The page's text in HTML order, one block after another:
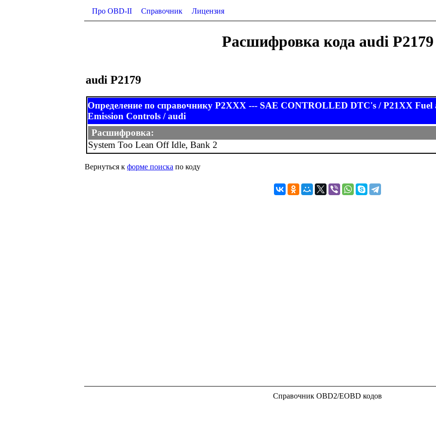
Про OBD-II Справочник Лицензия
Расшифровка кода audi P2179
audi P2179
Определение по справочнику P2XXX --- SAE CONTROLLED DTC's / P21XX
Emission Controls / audi
Расшифровка:
System Too Lean Off Idle, Bank 2
Вернуться к форме поиска по коду
Справочник OBD2/EOBD кодов